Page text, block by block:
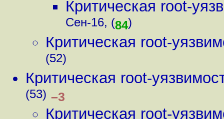
Критическая root-
Сен-16, (84)
Критическая root-
(52)
Критическая root-
(53) –3
Критическая root-